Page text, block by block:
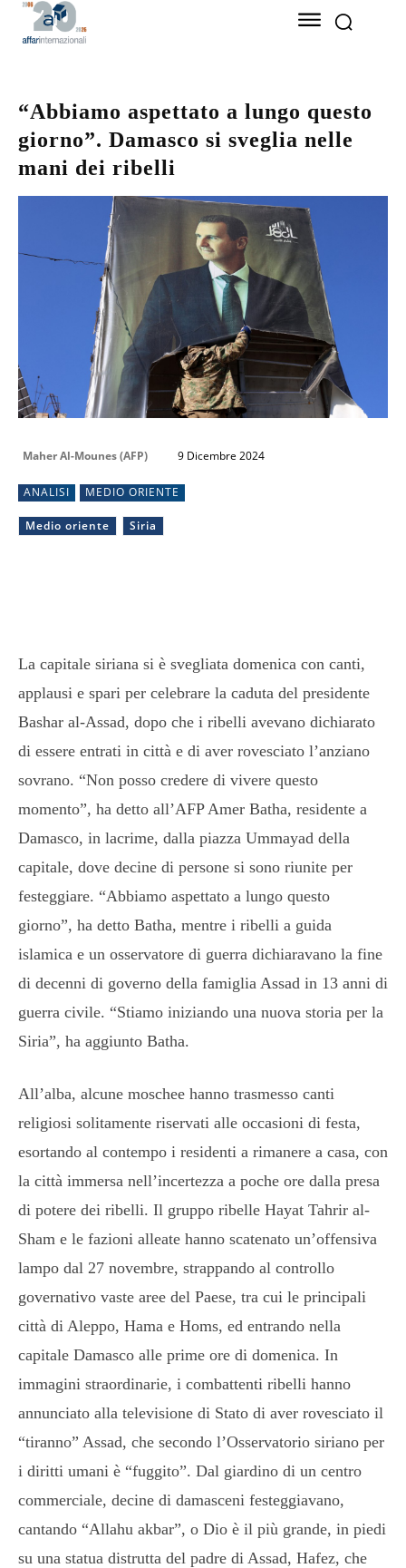
“Abbiamo aspettato a lungo questo
giorno”. Damasco si sveglia nelle
mani dei ribelli
Maher Al-Mounes (AFP) 9 Dicembre 2024
ANALISI MEDIO ORIENTE
Medio oriente Siria
La capitale siriana si è svegliata domenica con canti,
applausi e spari per celebrare la caduta del presidente
Bashar al-Assad, dopo che i ribelli avevano dichiarato
di essere entrati in città e di aver rovesciato l’anziano
sovrano. “Non posso credere di vivere questo
momento”, ha detto all’AFP Amer Batha, residente a
Damasco, in lacrime, dalla piazza Ummayad della
capitale, dove decine di persone si sono riunite per
festeggiare. “Abbiamo aspettato a lungo questo
giorno”, ha detto Batha, mentre i ribelli a guida
islamica e un osservatore di guerra dichiaravano la fine
di decenni di governo della famiglia Assad in 13 anni di
guerra civile. “Stiamo iniziando una nuova storia per la
Siria”, ha aggiunto Batha.
All’alba, alcune moschee hanno trasmesso canti
religiosi solitamente riservati alle occasioni di festa,
esortando al contempo i residenti a rimanere a casa, con
la città immersa nell’incertezza a poche ore dalla presa
di potere dei ribelli. Il gruppo ribelle Hayat Tahrir al-
Sham e le fazioni alleate hanno scatenato un’offensiva
lampo dal 27 novembre, strappando al controllo
governativo vaste aree del Paese, tra cui le principali
città di Aleppo, Hama e Homs, ed entrando nella
capitale Damasco alle prime ore di domenica. In
immagini straordinarie, i combattenti ribelli hanno
annunciato alla televisione di Stato di aver rovesciato il
“tiranno” Assad, che secondo l’Osservatorio siriano per
i diritti umani è “fuggito”. Dal giardino di un centro
commerciale, decine di damasceni festeggiavano,
cantando “Allahu akbar”, o Dio è il più grande, in piedi
su una statua distrutta del padre di Assad, Hafez, che